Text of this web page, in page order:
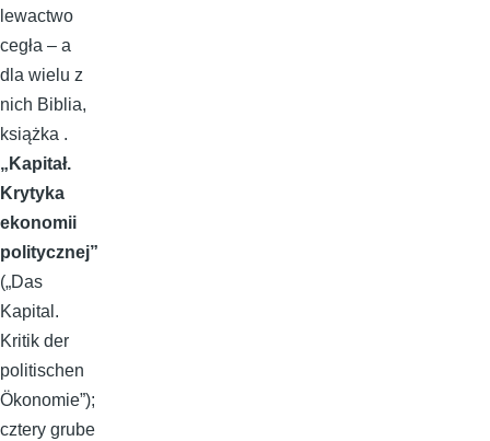
lewactwo
cegła – a
dla wielu z
nich Biblia,
książka .
„Kapitał.
Krytyka
ekonomii
politycznej”
(„Das
Kapital.
Kritik der
politischen
Ökonomie”);
cztery grube